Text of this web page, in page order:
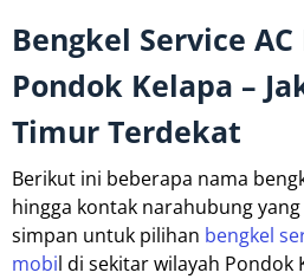
Bengkel Service
Pondok Kelapa –
Timur Terdekat
Berikut ini beberapa nama
hingga kontak narahubung
simpan untuk pilihan bengkel
mobil di sekitar wilayah Pondok